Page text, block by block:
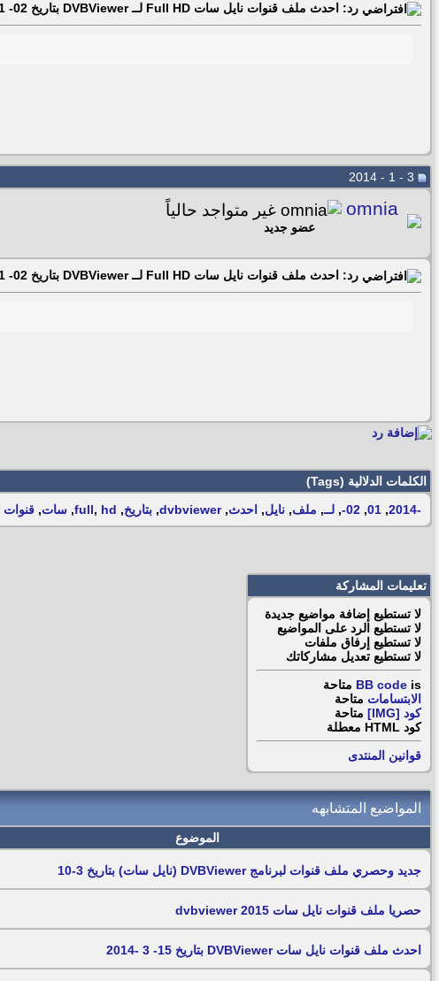
رد: احدث ملف قنوات نايل سات Full HD لــ DVBViewer بتاريخ 02- 01 -2014
omnia
عضو جديد
رد: احدث ملف قنوات نايل سات Full HD لــ DVBViewer بتاريخ 02- 01 -2014
الكلمات الدلالية (Tags)
-2014
,
01
,
02-
, لــ, ملف, نايل, احدث,
dvbviewer
, بتاريخ,
full, hd
, سات, قنوات
تعليمات المشاركة
لا تستطيع إضافة مواضيع جديدة
لا تستطيع الرد على المواضيع
لا تستطيع إرفاق ملفات
لا تستطيع تعديل مشاركاتك
BB code is
متاحة
الابتسامات متاحة
كود [IMG]
متاحة
كود HTML
معطلة
قوانين المنتدى
المواضيع المتشابهه
الموضوع
جديد وحصري ملف قنوات لبرنامج DVBViewer (نايل سات) بتاريخ 3-10
حصريا ملف قنوات نايل سات dvbviewer 2015
احدث ملف قنوات نايل سات DVBViewer بتاريخ 15- 3 -2014